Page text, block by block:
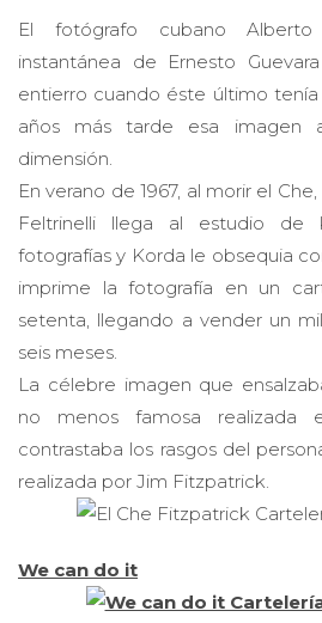
instantánea de Ernesto
años más tarde esa imagen
Feltrinelli llega al estudio de
fotografías y Korda le obsequia
imprime la fotografía en un
setenta, llegando a vender un
seis meses.
no menos famosa realizada
contrastaba los rasgos del
realizada por Jim Fitzpatrick.